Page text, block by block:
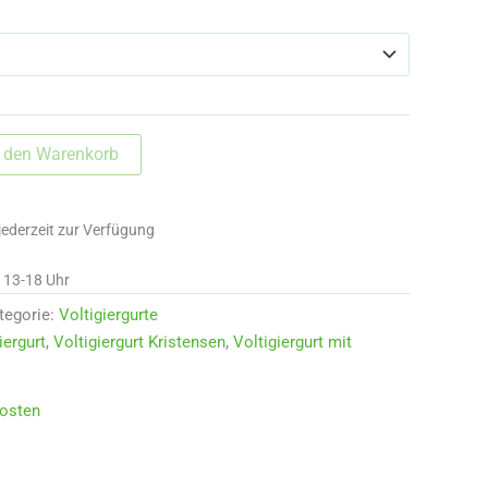
den Warenkorb
zur Verfügung
18 Uhr
Voltigiergurte
, Voltigiergurt Kristensen, Voltigiergurt mit